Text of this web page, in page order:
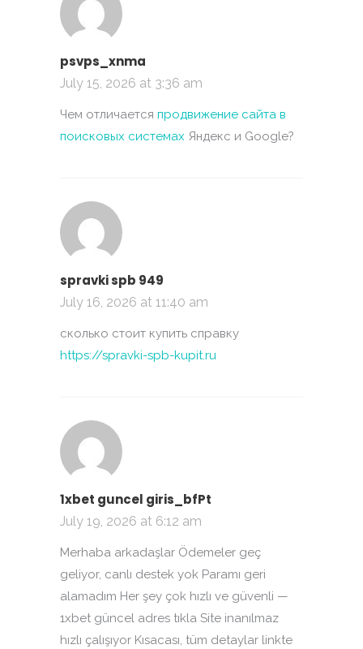
psvps_xnma
July 15, 2026 at 3:36 am
Чем отличается продвижение сайта в
поисковых системах Яндекс и Google?
spravki spb 949
July 16, 2026 at 11:40 am
сколько стоит купить справку
https://spravki-spb-kupit.ru
1xbet guncel giris_bfPt
July 19, 2026 at 6:12 am
Merhaba arkadaşlar Ödemeler geç
geliyor, canlı destek yok Paramı geri
alamadım Her şey çok hızlı ve güvenli —
1xbet güncel adres tıkla Site inanılmaz
hızlı çalışıyor Kısacası, tüm detaylar linkte